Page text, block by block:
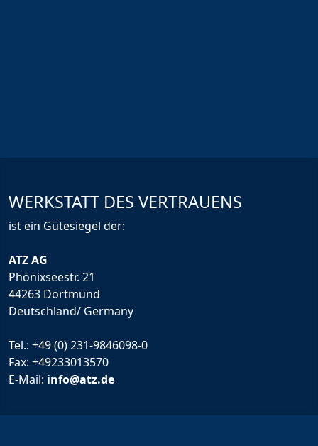
WERKSTATT DES VERTRAUENS
ist ein Gütesiegel der:
ATZ AG
Phönixseestr. 21
44263 Dortmund
Deutschland/ Germany
Tel.: +49 (0) 231-9846098-0
Fax: +49233013570
E-Mail: info@atz.de